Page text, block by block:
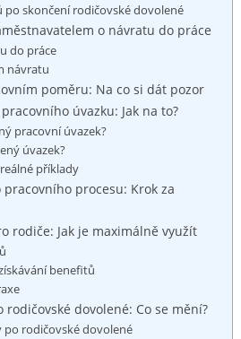
po skončení rodičovské dovolené
⁤o návratu do práce
do práce
návratu
poměru: Na co si dát pozor
úvazku:⁢ Jak​ na to?
pracovní úvazek?
úvazek?
příklady
procesu: Krok za
rodiče: Jak je maximálně využít
‍benefitů
dovolené: Co se ​mění?
rodičovské⁣ dovolené